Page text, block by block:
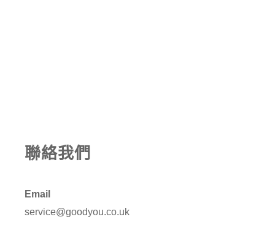
聯絡我們
Email
service@goodyou.co.uk